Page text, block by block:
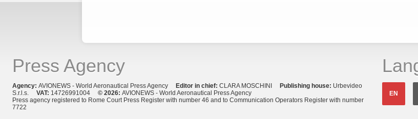
Press Agency
Agency: AVIONEWS - World Aeronautical Press Agency Editor in chief: CLARA MOSCHINI Publishing house: Urbevideo
S.r.l.s. VAT: 14726991004 © 2026: AVIONEWS - World Aeronautical Press Agency
Press agency registered to Rome Court Press Register with number 46 and to Communication Operators Register with number
7722
EN